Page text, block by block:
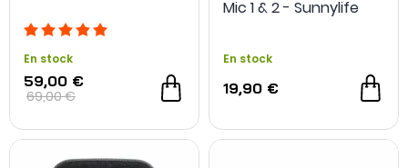
En stock
59,00 €
69,00 €
Mic 1 & 2 - Sunnylife
En stock
19,90 €